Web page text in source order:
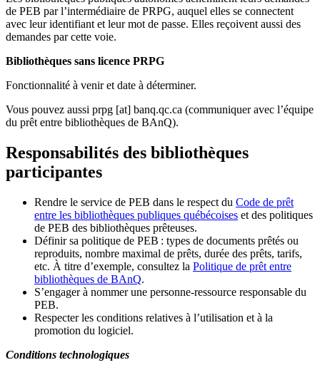
de PEB par l’intermédiaire de PRPG, auquel elles se connectent
avec leur identifiant et leur mot de passe. Elles reçoivent aussi des
demandes par cette voie.
Bibliothèques sans licence PRPG
Fonctionnalité à venir et date à déterminer.
Vous pouvez aussi prpg [at] banq.qc.ca (communiquer avec l’équipe
du prêt entre bibliothèques de BAnQ).
Responsabilités des bibliothèques
participantes
Rendre le service de PEB dans le respect du Code de prêt
entre les bibliothèques publiques québécoises et des politiques
de PEB des bibliothèques prêteuses.
Définir sa politique de PEB : types de documents prêtés ou
reproduits, nombre maximal de prêts, durée des prêts, tarifs,
etc. À titre d’exemple, consultez la Politique de prêt entre
bibliothèques de BAnQ.
S’engager à nommer une personne-ressource responsable du
PEB.
Respecter les conditions relatives à l’utilisation et à la
promotion du logiciel.
Conditions technologiques